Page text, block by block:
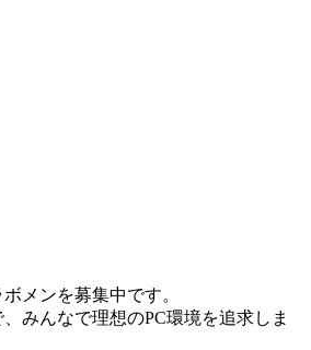
ボメンを募集中です。
みんなで理想のPC環境を追求しま